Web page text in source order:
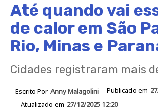
Até quando vai
de calor em São
Rio, Minas e
Cidades registraram mais
Escrito Por Anny Malagolini Publicado em
Atualizado em 27/12/2025 12:20